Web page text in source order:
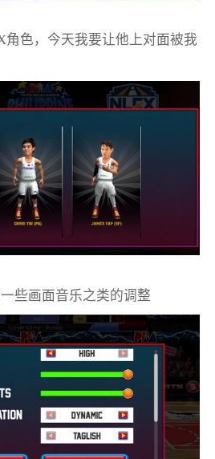
角色，今天我要让他上对面被我
些画面音乐之类的调整